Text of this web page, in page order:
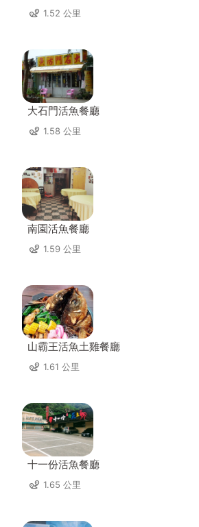
1.52 公里
大石門活魚餐廳
1.58 公里
南園活魚餐廳
1.59 公里
山霸王活魚土雞餐廳
1.61 公里
十一份活魚餐廳
1.65 公里